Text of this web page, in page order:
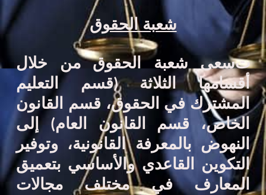
شعبة الحقوق
تسعىشعبة الحقوق من خلال
أقسامها الثلاثة (قسمالتعليم
المشترك في الحقوق، قسم القانون
الخاص، قسم القانون العام) إلى
النهوض بالمعرفة القانونية، وتوفير
التكوين القاعدي والأساسي بتعميق
المعارف فيمختلف مجالات